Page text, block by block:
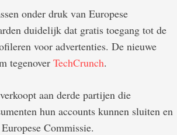
onder druk van Europese
duidelijk dat gratis toegang tot de
voor advertenties. De nieuwe
tegenover TechCrunch.
aan derde partijen die
hun accounts kunnen sluiten en
Commissie.